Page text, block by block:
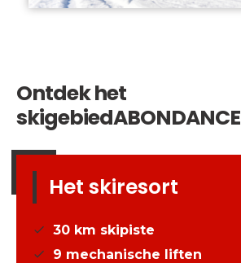
Het skiresort
30 km skipiste
9 mechanische liften
Ontdek het
skigebiedABONDANCE